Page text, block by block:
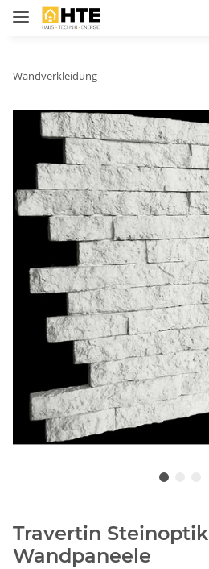
Wandverkleidung
Travertin Steinoptik
Wandpaneele